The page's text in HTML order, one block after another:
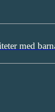
med